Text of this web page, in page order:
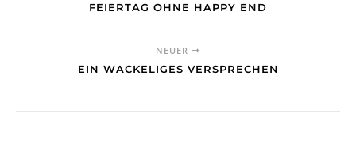
FEIERTAG OHNE HAPPY END
NEUER
EIN WACKELIGES VERSPRECHEN